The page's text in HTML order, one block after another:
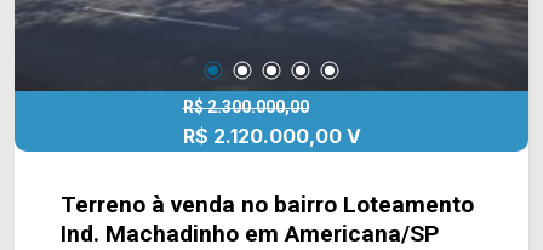
R$ 2.300.000,00
R$ 2.120.000,00 V
Terreno à venda no bairro Loteamento
Ind. Machadinho em Americana/SP